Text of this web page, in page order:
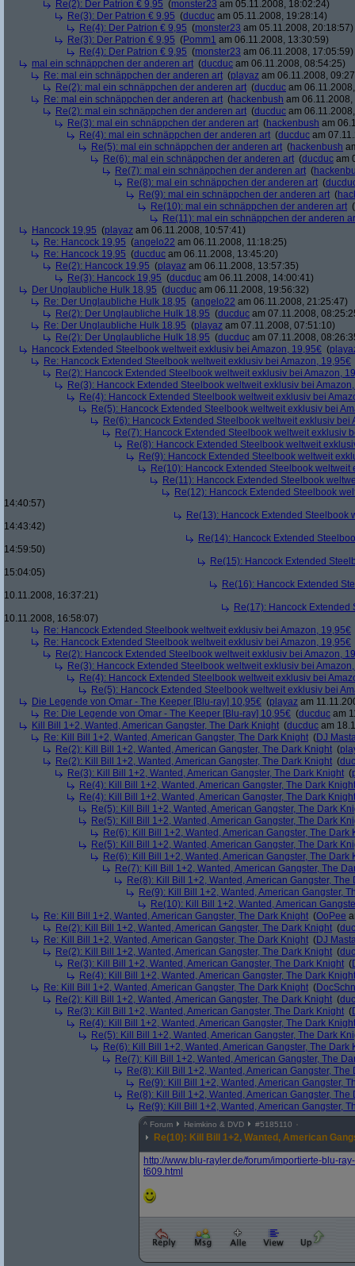
Re(2): Der Patrion € 9,95 (monster23 am 05.11.2008, 18:02:24)
Re(3): Der Patrion € 9,95 (ducduc am 05.11.2008, 19:28:14)
Re(4): Der Patrion € 9,95 (monster23 am 05.11.2008, 20:18:57)
Re(3): Der Patrion € 9,95 (Pomm1 am 06.11.2008, 13:30:59)
Re(4): Der Patrion € 9,95 (monster23 am 06.11.2008, 17:05:59)
mal ein schnäppchen der anderen art (ducduc am 06.11.2008, 08:54:25)
Re: mal ein schnäppchen der anderen art (playaz am 06.11.2008,
Re(2): mal ein schnäppchen der anderen art (ducduc am
Re: mal ein schnäppchen der anderen art (hackenbush am
Re(2): mal ein schnäppchen der anderen art (ducduc am
Re(3): mal ein schnäppchen der anderen art (hackenbush am
Re(4): mal ein schnäppchen der anderen art (ducduc am
Re(5): mal ein schnäppchen der anderen art (hackenbush
Re(6): mal ein schnäppchen der anderen art (ducduc am
Re(7): mal ein schnäppchen der anderen art (
Re(8): mal ein schnäppchen der anderen art (
Re(9): mal ein schnäppchen der anderen art (
Re(10): mal ein schnäppchen der anderen art (
Re(11): mal ein schnäppchen der anderen
Hancock 19,95 (playaz am 06.11.2008, 10:57:41)
Re: Hancock 19,95 (angelo22 am 06.11.2008, 11:18:25)
Re: Hancock 19,95 (ducduc am 06.11.2008, 13:45:20)
Re(2): Hancock 19,95 (playaz am 06.11.2008, 13:57:35)
Re(3): Hancock 19,95 (ducduc am 06.11.2008, 14:00:41)
Der Unglaubliche Hulk 18,95 (ducduc am 06.11.2008, 19:56:32)
Re: Der Unglaubliche Hulk 18,95 (angelo22 am 06.11.2008, 21:25:47)
Re(2): Der Unglaubliche Hulk 18,95 (ducduc am 07.11.2008,
Re: Der Unglaubliche Hulk 18,95 (playaz am 07.11.2008, 07:51:10)
Re(2): Der Unglaubliche Hulk 18,95 (ducduc am 07.11.2008,
Hancock Extended Steelbook weltweit exklusiv bei Amazon, 19,95€ (
Re: Hancock Extended Steelbook weltweit exklusiv bei Amazon, 19,95€
Re(2): Hancock Extended Steelbook weltweit exklusiv bei Amazon,
Re(3): Hancock Extended Steelbook weltweit exklusiv bei
Re(4): Hancock Extended Steelbook weltweit exklusiv bei
Re(5): Hancock Extended Steelbook weltweit exklusiv bei
Re(6): Hancock Extended Steelbook weltweit exklusiv bei
Re(7): Hancock Extended Steelbook weltweit exklusiv
Re(8): Hancock Extended Steelbook weltweit
Re(9): Hancock Extended Steelbook weltweit
Re(10): Hancock Extended Steelbook weltweit
Re(11): Hancock Extended Steelbook
Re(12): Hancock Extended Steelbook
14:40:57)
Re(13): Hancock Extended Steelbook
14:43:42)
Re(14): Hancock Extended
14:59:50)
Re(15): Hancock Extended
15:04:05)
Re(16): Hancock Extended
10.11.2008, 16:37:21)
Re(17): Hancock
10.11.2008, 16:58:07)
Re: Hancock Extended Steelbook weltweit exklusiv bei Amazon, 19,95€
Re: Hancock Extended Steelbook weltweit exklusiv bei Amazon, 19,95€
Re(2): Hancock Extended Steelbook weltweit exklusiv bei Amazon,
Re(3): Hancock Extended Steelbook weltweit exklusiv bei
Re(4): Hancock Extended Steelbook weltweit exklusiv bei
Re(5): Hancock Extended Steelbook weltweit exklusiv bei
Die Legende von Omar - The Keeper [Blu-ray] 10,95€ (playaz am
Re: Die Legende von Omar - The Keeper [Blu-ray] 10,95€ (ducduc am
Kill Bill 1+2, Wanted, American Gangster, The Dark Knight (ducduc am
Re: Kill Bill 1+2, Wanted, American Gangster, The Dark Knight (DJ
Re(2): Kill Bill 1+2, Wanted, American Gangster, The Dark Knight (
Re(2): Kill Bill 1+2, Wanted, American Gangster, The Dark Knight (
Re(3): Kill Bill 1+2, Wanted, American Gangster, The Dark Knight (
Re(4): Kill Bill 1+2, Wanted, American Gangster, The Dark Knight
Re(4): Kill Bill 1+2, Wanted, American Gangster, The Dark Knight
Re(5): Kill Bill 1+2, Wanted, American Gangster, The Dark
Re(5): Kill Bill 1+2, Wanted, American Gangster, The Dark
Re(6): Kill Bill 1+2, Wanted, American Gangster, The Dark
Re(5): Kill Bill 1+2, Wanted, American Gangster, The Dark
Re(6): Kill Bill 1+2, Wanted, American Gangster, The Dark
Re(7): Kill Bill 1+2, Wanted, American Gangster, The
Re(8): Kill Bill 1+2, Wanted, American Gangster, The
Re(9): Kill Bill 1+2, Wanted, American Gangster,
Re(10): Kill Bill 1+2, Wanted, American
Re: Kill Bill 1+2, Wanted, American Gangster, The Dark Knight (OoPee
Re(2): Kill Bill 1+2, Wanted, American Gangster, The Dark Knight (
Re: Kill Bill 1+2, Wanted, American Gangster, The Dark Knight (DJ
Re(2): Kill Bill 1+2, Wanted, American Gangster, The Dark Knight (
Re(3): Kill Bill 1+2, Wanted, American Gangster, The Dark Knight (
Re(4): Kill Bill 1+2, Wanted, American Gangster, The Dark Knight
Re: Kill Bill 1+2, Wanted, American Gangster, The Dark Knight (
Re(2): Kill Bill 1+2, Wanted, American Gangster, The Dark Knight (
Re(3): Kill Bill 1+2, Wanted, American Gangster, The Dark Knight (
Re(4): Kill Bill 1+2, Wanted, American Gangster, The Dark Knight
Re(5): Kill Bill 1+2, Wanted, American Gangster, The Dark
Re(6): Kill Bill 1+2, Wanted, American Gangster, The Dark
Re(7): Kill Bill 1+2, Wanted, American Gangster, The
Re(8): Kill Bill 1+2, Wanted, American Gangster, The
Re(9): Kill Bill 1+2, Wanted, American Gangster,
Re(8): Kill Bill 1+2, Wanted, American Gangster, The
Re(9): Kill Bill 1+2, Wanted, American Gangster,
^ Forum Heimkino & DVD #5185110
Re(10): Kill Bill 1+2, Wanted, American
http://www.blu-rayler.de/forum/importierte-blu-
t609.html